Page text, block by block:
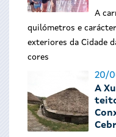
A
quilómetros e
exteriores da Cidade
cores
20/
A